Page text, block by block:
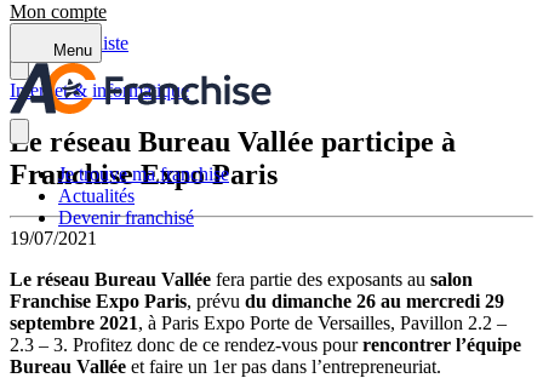
Mon compte
Menu
Je trouve ma franchise
Actualités
Devenir franchisé
Retour à la liste
Internet & informatique
Le réseau Bureau Vallée participe à
Franchise Expo Paris
19/07/2021
Le réseau Bureau Vallée fera partie des exposants au salon
Franchise Expo Paris, prévu du dimanche 26 au mercredi 29
septembre 2021, à Paris Expo Porte de Versailles, Pavillon 2.2 –
2.3 – 3. Profitez donc de ce rendez-vous pourrencontrer l’équipe
Bureau Vallée et faire un 1er pas dans l’entrepreneuriat.